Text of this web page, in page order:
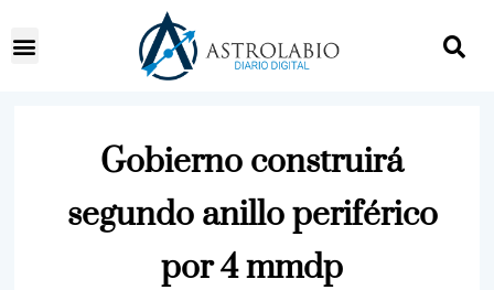
Gobierno construirá
segundo anillo periférico
por 4 mmdp